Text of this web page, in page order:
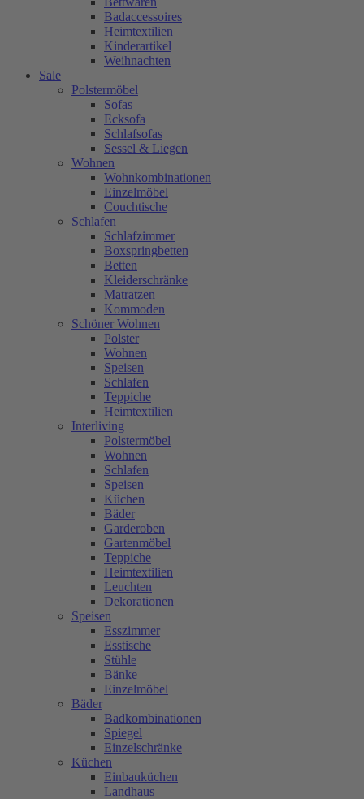
Badaccessoires
Heimtextilien
Kinderartikel
Weihnachten
Sale
Polstermöbel
Sofas
Ecksofa
Schlafsofas
Sessel & Liegen
Wohnen
Wohnkombinationen
Einzelmöbel
Couchtische
Schlafen
Schlafzimmer
Boxspringbetten
Betten
Kleiderschränke
Matratzen
Kommoden
Schöner Wohnen
Polster
Wohnen
Speisen
Schlafen
Teppiche
Heimtextilien
Interliving
Polstermöbel
Wohnen
Schlafen
Speisen
Küchen
Bäder
Garderoben
Gartenmöbel
Teppiche
Heimtextilien
Leuchten
Dekorationen
Speisen
Esszimmer
Esstische
Stühle
Bänke
Einzelmöbel
Bäder
Badkombinationen
Spiegel
Einzelschränke
Küchen
Einbauküchen
Landhaus